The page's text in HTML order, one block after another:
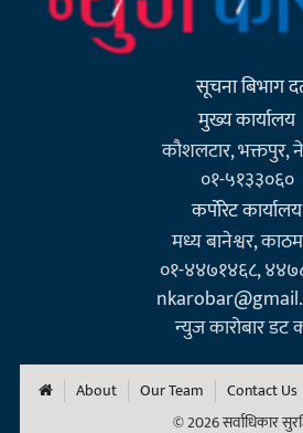
सूचना बिभाग
मुख्य कार्यालय
कौशलटार, भक्तपुर,
०१-५१३३०६०
कर्पाेरेट कार्यालय
मध्य बानेश्वर,
०१-४४७१४६८,
न्युज कारोबार डट
About Our Team
Contact Us
© 2026 सर्वाधिकार